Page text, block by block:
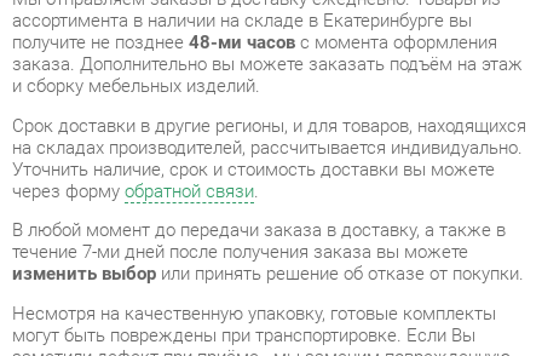
Срок доставки в другие регионы, и для товаров, находящихся
на складах производителей, рассчитывается индивидуально.
Уточнить наличие, срок и стоимость доставки вы можете
через формуобратной связи.
В любой момент до передачи заказа в доставку, а также в
течение 7-ми дней после получения заказа вы можете
изменить выборили принять решение об отказе от покупки.
Несмотря на качественную упаковку, готовые комплекты
могут быть повреждены при транспортировке. Если Вы
заметили дефект при приёме - мы заменим поврежденную
деталь.Повторная доставкатовара -бесплатна.
На всю мебель категории Готовые комплекты
распространяетсягарантия 1 год, а на некоторые модели – 2
года с момента приобретения.